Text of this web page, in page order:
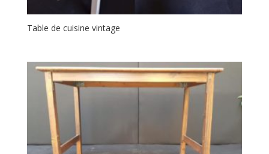
Table de cuisine vintage